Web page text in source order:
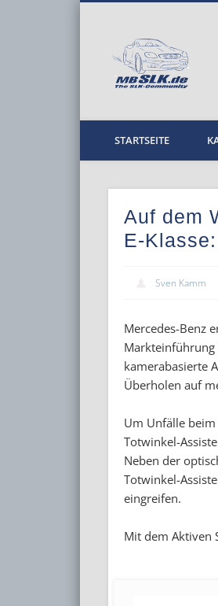
STARTSEITE
Auf dem
E-
Sven Kamm
Mercedes-Benz
Markteinführung
kamerabasierte
Überholen auf
Um Unfälle
Totwinkel-
Neben der
Totwinkel-
eingreifen.
Mit dem Aktiven